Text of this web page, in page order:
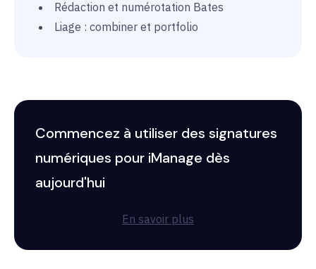
Rédaction et numérotation Bates
Liage : combiner et portfolio
Commencez à utiliser des signatures
numériques pour iManage dès
aujourd'hui
En savoir plus